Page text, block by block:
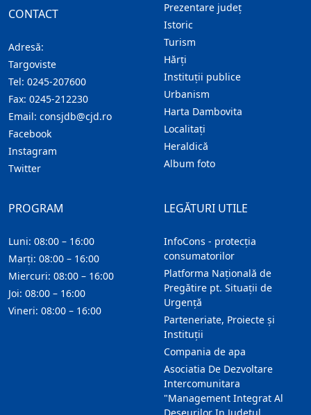
CONTACT
Adresă:
Targoviste
Tel: 0245-207600
Fax: 0245-212230
Email: consjdb@cjd.ro
Facebook
Instagram
Twitter
Prezentare judeţ
Istoric
Turism
Hărţi
Instituţii publice
Urbanism
Harta Dambovita
Localitaţi
Heraldică
Album foto
LEGĂTURI UTILE
InfoCons - protecția
consumatorilor
Platforma Națională de
Pregătire pt. Situații de
Urgență
Parteneriate, Proiecte și
Instituții
Compania de apa
Asociatia De Dezvoltare
Intercomunitara
"Management Integrat Al
PROGRAM
Luni: 08:00 – 16:00
Marți: 08:00 – 16:00
Miercuri: 08:00 – 16:00
Joi: 08:00 – 16:00
Vineri: 08:00 – 16:00